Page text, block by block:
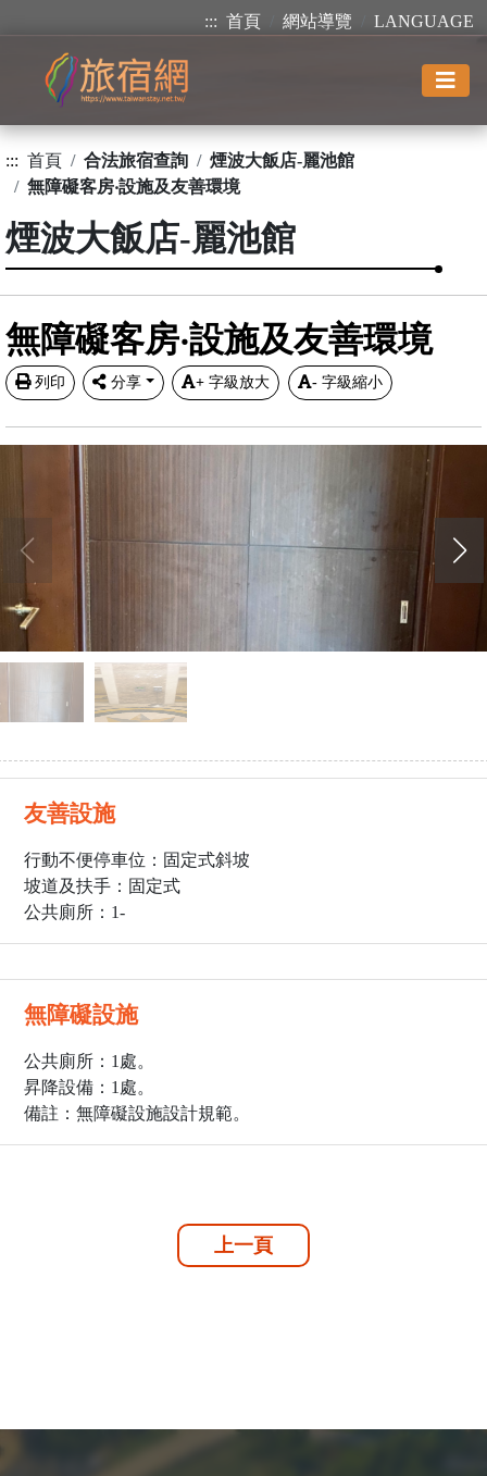
::: 首頁 網站導覽 LANGUAGE
::: 首頁 合法旅宿查詢
煙波大飯店-麗池館
無障礙客房‧設施及友善環境
煙波大飯店-麗池館
無障礙客房‧設施及友善環境
列印 分享 + 字級放大 - 字級縮小
友善設施
行動不便停車位：固定式斜坡
坡道及扶手：固定式
公共廁所：1-
無障礙設施
公共廁所：1處。
昇降設備：1處。
備註：無障礙設施設計規範。
上一頁